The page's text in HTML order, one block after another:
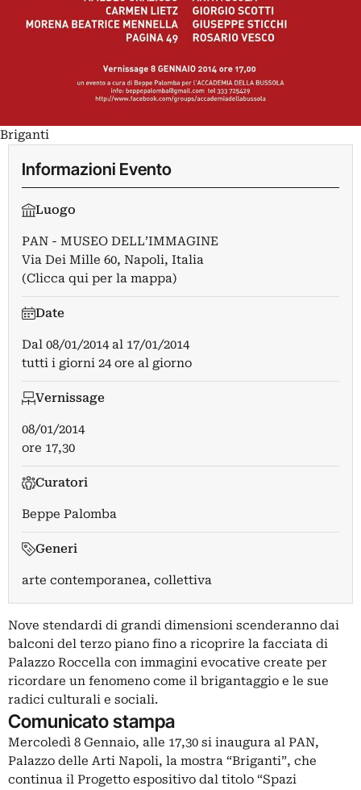
Briganti
Informazioni Evento
Luogo
PAN - MUSEO DELL’IMMAGINE
Via Dei Mille 60, Napoli, Italia
(Clicca qui per la mappa)
Date
Dal 08/01/2014al 17/01/2014
tutti i giorni 24 ore al giorno
Vernissage
08/01/2014
ore 17,30
Curatori
Beppe Palomba
Generi
arte contemporanea, collettiva
Nove stendardi di grandi dimensioni scenderanno dai
balconi del terzo piano fino a ricoprire la facciata di
Palazzo Roccella con immagini evocative create per
ricordare un fenomeno come il brigantaggio e le sue
radici culturali e sociali.
Comunicato stampa
Mercoledì 8 Gennaio, alle 17,30 si inaugura al PAN,
Palazzo delle Arti Napoli, la mostra “Briganti”, che
continua il Progetto espositivo dal titolo “Spazi